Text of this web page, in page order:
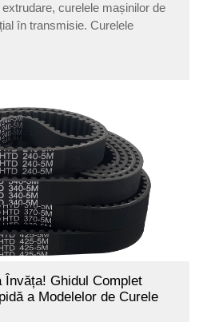
curelele mașinilor de
în transmisie. Curelele
cerințelor de potrivire a culorii
Învăța! Ghidul Complet
a Modelelor de Curele